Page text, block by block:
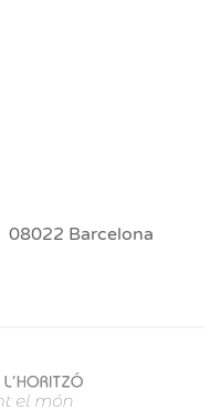
08022 Barcelona